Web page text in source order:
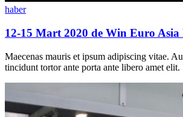
haber
12-15 Mart 2020 de Win Euro Asia
Maecenas mauris et ipsum adipiscing vitae.
tincidunt tortor ante porta ante libero amet elit.